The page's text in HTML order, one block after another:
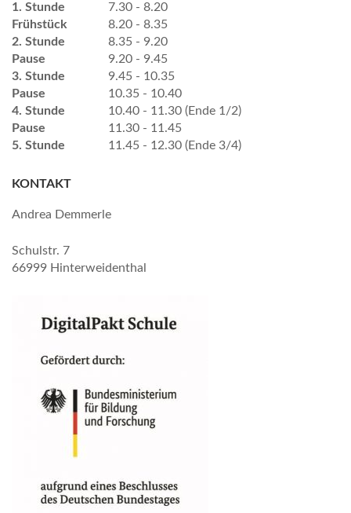
1. Stunde
7.30 - 8.20
Frühstück
8.20 - 8.35
2. Stunde
8.35 - 9.20
Pause
9.20 - 9.45
3. Stunde
9.45 - 10.35
Pause
10.35 - 10.40
4. Stunde
10.40 - 11.30 (Ende 1/2)
Pause
11.30 - 11.45
5. Stunde
11.45 - 12.30 (Ende 3/4)
KONTAKT
Andrea Demmerle
Schulstr. 7
66999 Hinterweidenthal